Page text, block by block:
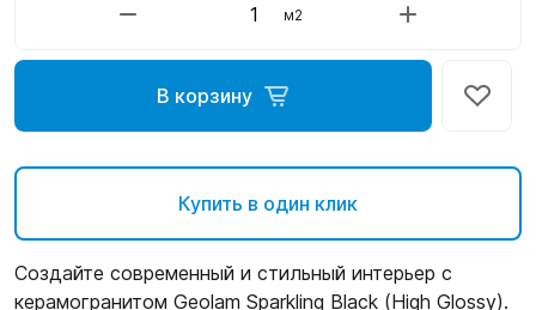
м2
В корзину
Купить в один клик
Создайте современный и стильный интерьер с
керамогранитом Geolam Sparkling Black (High Glossy).